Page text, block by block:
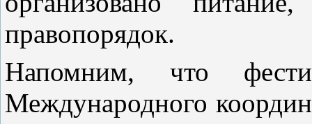
правопорядок.
Напомним, что
Международного